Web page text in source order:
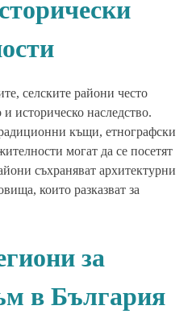
селските райони често
историческо наследство.
къщи, етнографски
могат да се посетят
съхраняват архитектурни
които разказват за
за
в България